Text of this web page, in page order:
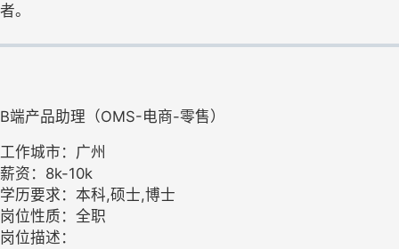
者。
B端产品助理（OMS-电商-零售）
工作城市：广州
薪资：8k-10k
学历要求：本科,硕士,博士
岗位性质：全职
岗位描述：